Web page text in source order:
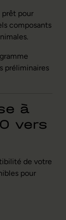
prêt pour
composants
préliminaires
à
vers
de votre
pour